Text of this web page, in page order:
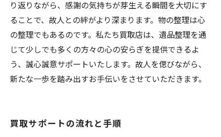
り返りながら、感謝の気持ちが芽生える瞬間を大切にす
ることで、故人との絆がより深まります。物の整理は心
の整理でもあるのです。私たち買取店は、遺品整理を通
じて少しでも多くの方々の心の安らぎを提供できるよ
う、誠心誠意サポートいたします。故人を偲びながら、
新たな一歩を踏み出すお手伝いをさせていただきます。
買取サポートの流れと手順